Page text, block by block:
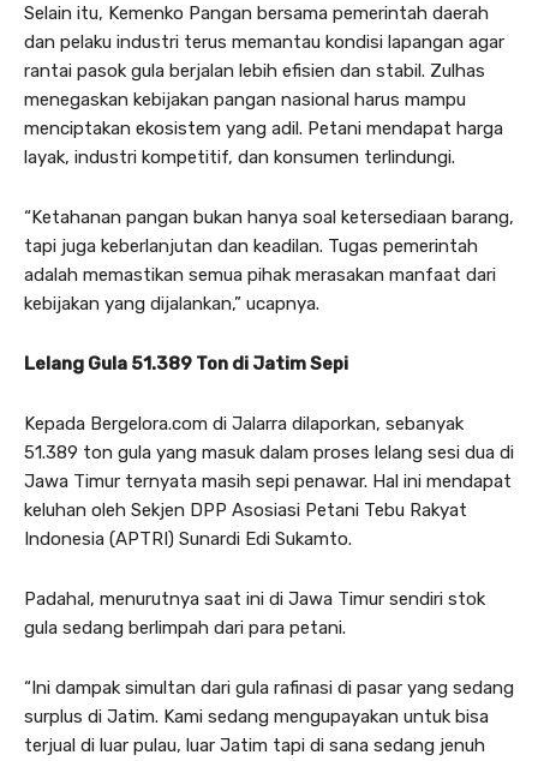
Selain itu, Kemenko Pangan bersama pemerintah daerah
dan pelaku industri terus memantau kondisi lapangan agar
rantai pasok gula berjalan lebih efisien dan stabil. Zulhas
menegaskan kebijakan pangan nasional harus mampu
menciptakan ekosistem yang adil. Petani mendapat harga
layak, industri kompetitif, dan konsumen terlindungi.
“Ketahanan pangan bukan hanya soal ketersediaan barang,
tapi juga keberlanjutan dan keadilan. Tugas pemerintah
adalah memastikan semua pihak merasakan manfaat dari
kebijakan yang dijalankan,” ucapnya.
Lelang Gula 51.389 Ton di Jatim Sepi
Kepada Bergelora.com di Jalarra dilaporkan, sebanyak
51.389 ton gula yang masuk dalam proses lelang sesi dua di
Jawa Timur ternyata masih sepi penawar. Hal ini mendapat
keluhan oleh Sekjen DPP Asosiasi Petani Tebu Rakyat
Indonesia (APTRI) Sunardi Edi Sukamto.
Padahal, menurutnya saat ini di Jawa Timur sendiri stok
gula sedang berlimpah dari para petani.
“Ini dampak simultan dari gula rafinasi di pasar yang sedang
surplus di Jatim. Kami sedang mengupayakan untuk bisa
terjual di luar pulau, luar Jatim tapi di sana sedang jenuh